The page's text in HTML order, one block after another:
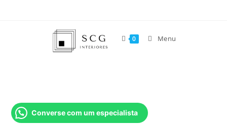
0 Menu
Converse com um especialista